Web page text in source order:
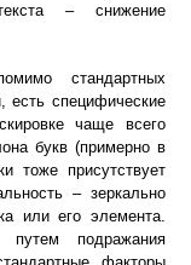
– снижение
стандартных
есть специфические
чаще всего
букв (примерно в
тоже присутствует
– зеркально
или его элемента.
путем подражания